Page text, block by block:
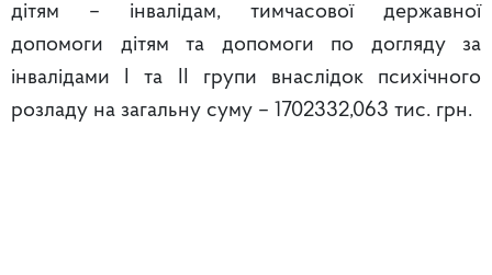
дітям – інвалідам, тимчасової державної
допомоги дітям та допомоги по догляду за
інвалідами І та ІІ групи внаслідок психічного
розладу на загальну суму – 1702332,063 тис. грн.